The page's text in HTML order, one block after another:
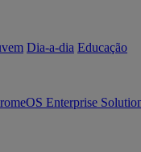
Dia-a-dia Educação
Enterprise